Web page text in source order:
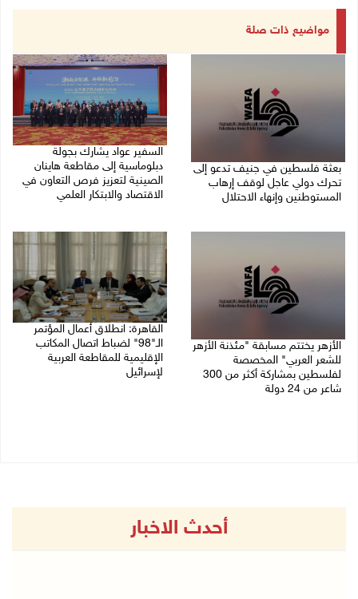
مواضيع ذات صلة
بعثة فلسطين في جنيف تدعو إلى
تحرك دولي عاجل لوقف إرهاب
المستوطنين وإنهاء الاحتلال
السفير عواد يشارك بجولة
دبلوماسية إلى مقاطعة هاينان
الصينية لتعزيز فرص التعاون في
الاقتصاد والابتكار العلمي
الأزهر يختتم مسابقة "مئذنة الأزهر
للشعر العربي" المخصصة
لفلسطين بمشاركة أكثر من 300
شاعر من 24 دولة
القاهرة: انطلاق أعمال المؤتمر
الـ"98" لضباط اتصال المكاتب
الإقليمية للمقاطعة العربية
لإسرائيل
أحدث الاخبار